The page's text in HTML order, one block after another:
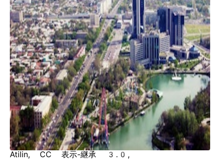
Atilin, CC 表示-継承 3.0,